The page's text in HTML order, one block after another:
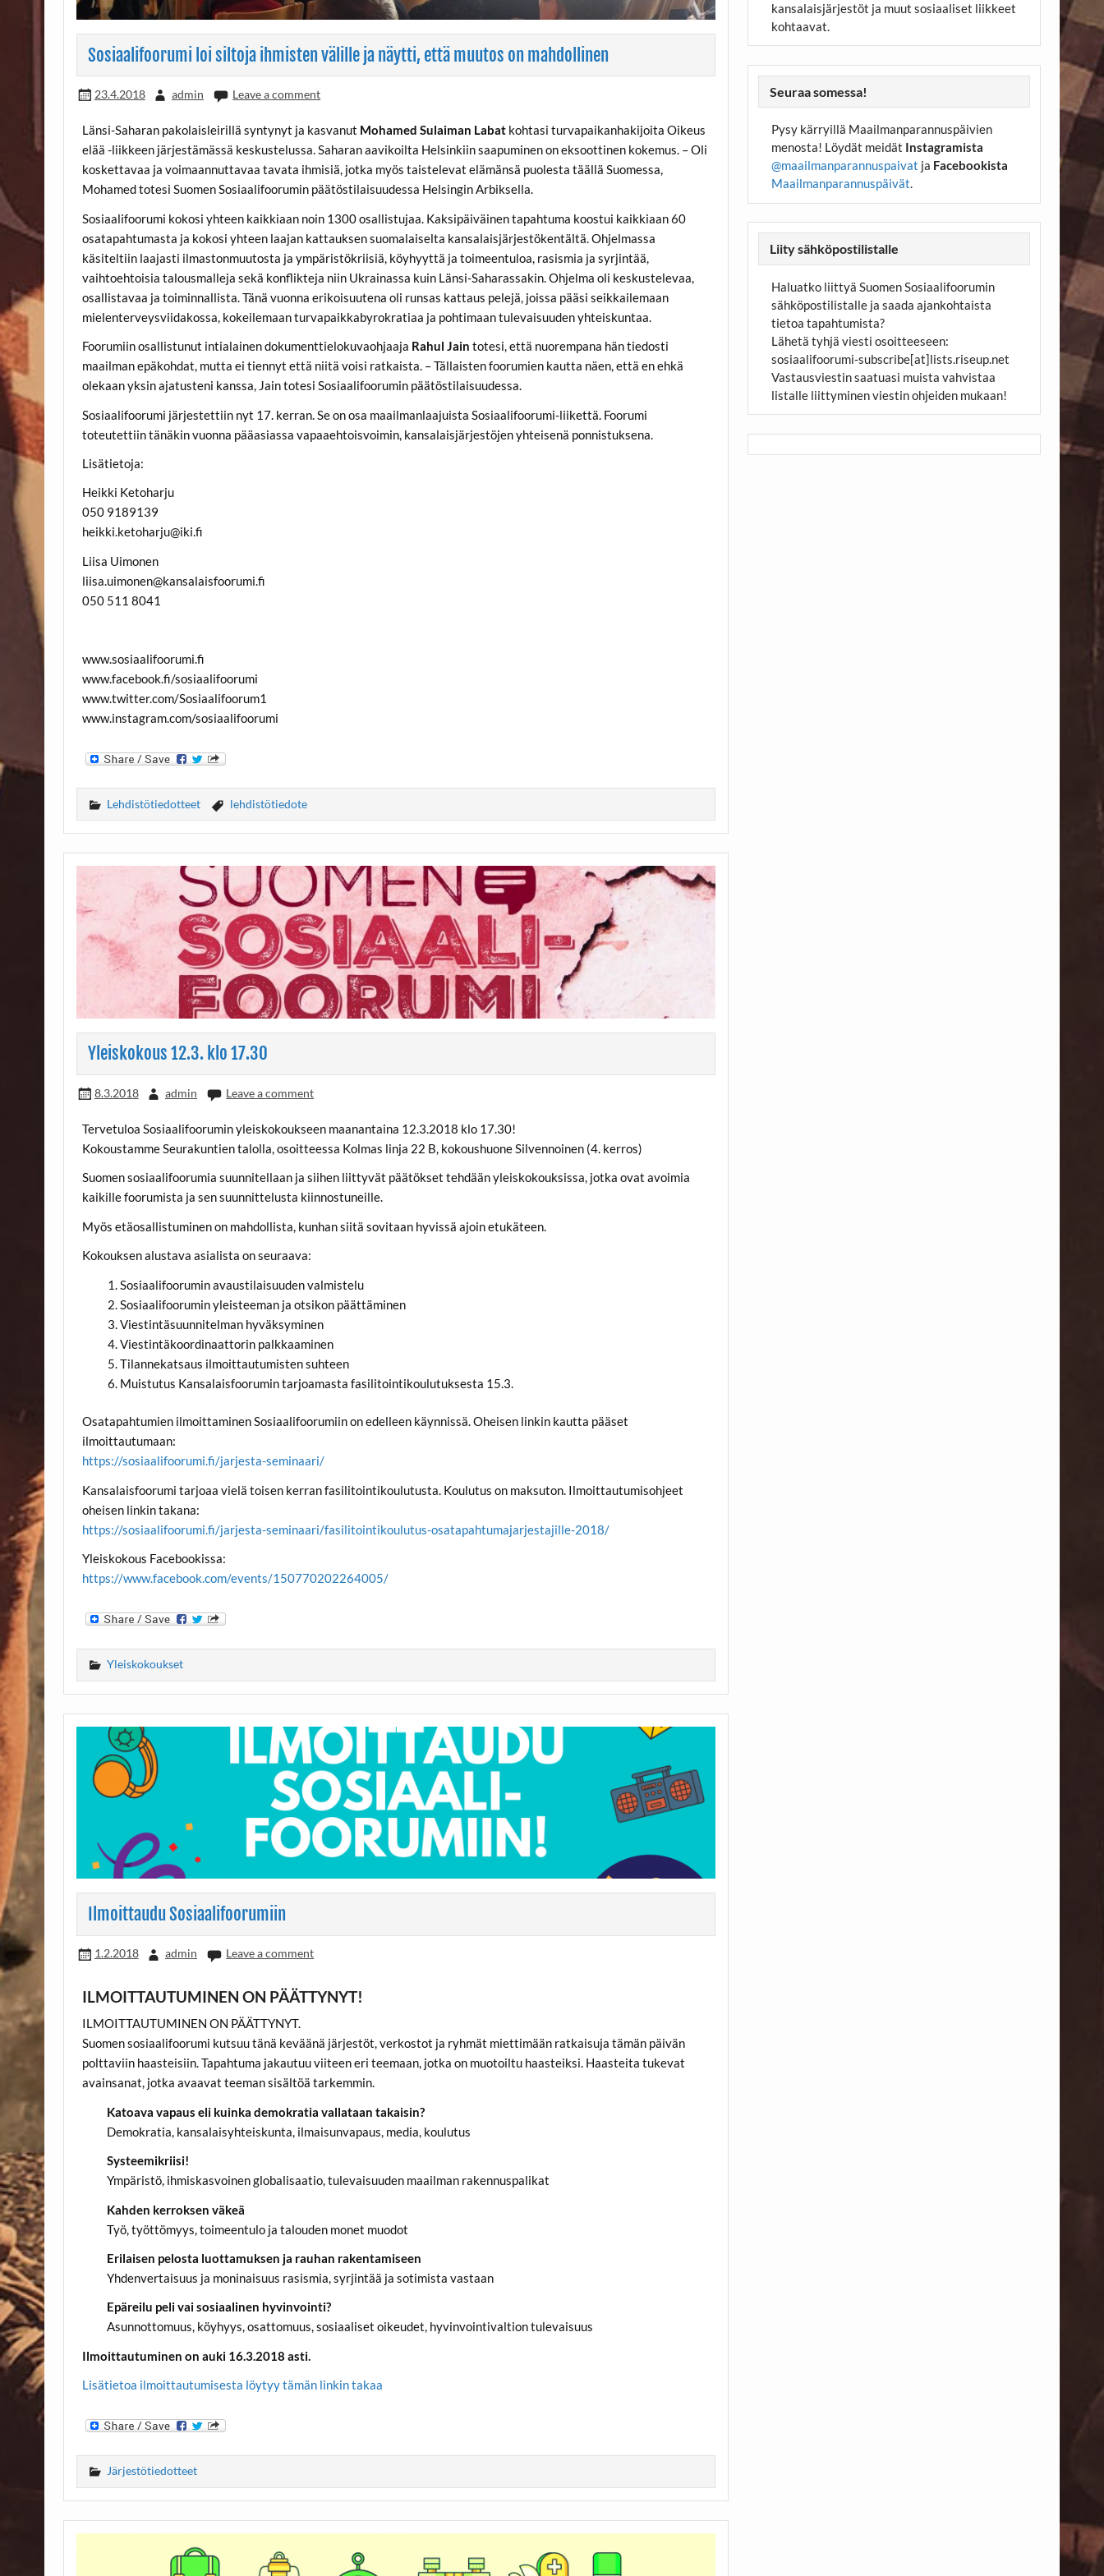
Sosiaalifoorumi loi siltoja ihmisten välille ja näytti, että muutos on mahdollinen
23.4.2018 admin Leave a comment
Länsi-Saharan pakolaisleirillä syntynyt ja kasvanut Mohamed Sulaiman Labat kohtasi turvapaikanhakijoita Oikeus
elää -liikkeen järjestämässä keskustelussa. Saharan aavikoilta Helsinkiin saapuminen on eksoottinen kokemus. – Oli
koskettavaa ja voimaannuttavaa tavata ihmisiä, jotka myös taistelevat elämänsä puolesta täällä Suomessa,
Mohamed totesi Suomen Sosiaalifoorumin päätöstilaisuudessa Helsingin Arbiksella.
Sosiaalifoorumi kokosi yhteen kaikkiaan noin 1300 osallistujaa. Kaksipäiväinen tapahtuma koostui kaikkiaan 60
osatapahtumasta ja kokosi yhteen laajan kattauksen suomalaiselta kansalaisjärjestökentältä. Ohjelmassa
käsiteltiin laajasti ilmastonmuutosta ja ympäristökriisiä, köyhyyttä ja toimeentuloa, rasismia ja syrjintää,
vaihtoehtoisia talousmalleja sekä konflikteja niin Ukrainassa kuin Länsi-Saharassakin. Ohjelma oli keskustelevaa,
osallistavaa ja toiminnallista. Tänä vuonna erikoisuutena oli runsas kattaus pelejä, joissa pääsi seikkailemaan
mielenterveysviidakossa, kokeilemaan turvapaikkabyrokratiaa ja pohtimaan tulevaisuuden yhteiskuntaa.
Foorumiin osallistunut intialainen dokumenttielokuvaohjaaja Rahul Jain totesi, että nuorempana hän tiedosti
maailman epäkohdat, mutta ei tiennyt että niitä voisi ratkaista. – Tällaisten foorumien kautta näen, että en ehkä
olekaan yksin ajatusteni kanssa, Jain totesi Sosiaalifoorumin päätöstilaisuudessa.
Sosiaalifoorumi järjestettiin nyt 17. kerran. Se on osa maailmanlaajuista Sosiaalifoorumi-liikettä. Foorumi
toteutettiin tänäkin vuonna pääasiassa vapaaehtoisvoimin, kansalaisjärjestöjen yhteisenä ponnistuksena.
Lisätietoja:
Heikki Ketoharju
050 9189139
heikki.ketoharju@iki.fi
Liisa Uimonen
liisa.uimonen@kansalaisfoorumi.fi
050 511 8041
www.sosiaalifoorumi.fi
www.facebook.fi/sosiaalifoorumi
www.twitter.com/Sosiaalifoorum1
www.instagram.com/sosiaalifoorumi
Lehdistötiedotteet lehdistötiedote
Yleiskokous 12.3. klo 17.30
8.3.2018 admin Leave a comment
Tervetuloa Sosiaalifoorumin yleiskokoukseen maanantaina 12.3.2018 klo 17.30!
Kokoustamme Seurakuntien talolla, osoitteessa Kolmas linja 22 B, kokoushuone Silvennoinen (4. kerros)
Suomen sosiaalifoorumia suunnitellaan ja siihen liittyvät päätökset tehdään yleiskokouksissa, jotka ovat avoimia
kaikille foorumista ja sen suunnittelusta kiinnostuneille.
Myös etäosallistuminen on mahdollista, kunhan siitä sovitaan hyvissä ajoin etukäteen.
Kokouksen alustava asialista on seuraava:
Sosiaalifoorumin avaustilaisuuden valmistelu
Sosiaalifoorumin yleisteeman ja otsikon päättäminen
Viestintäsuunnitelman hyväksyminen
Viestintäkoordinaattorin palkkaaminen
Tilannekatsaus ilmoittautumisten suhteen
Muistutus Kansalaisfoorumin tarjoamasta fasilitointikoulutuksesta 15.3.
Osatapahtumien ilmoittaminen Sosiaalifoorumiin on edelleen käynnissä. Oheisen linkin kautta pääset
ilmoittautumaan:
https://sosiaalifoorumi.fi/jarjesta-seminaari/
Kansalaisfoorumi tarjoaa vielä toisen kerran fasilitointikoulutusta. Koulutus on maksuton. Ilmoittautumisohjeet
oheisen linkin takana:
https://sosiaalifoorumi.fi/jarjesta-seminaari/fasilitointikoulutus-osatapahtumajarjestajille-2018/
Yleiskokous Facebookissa:
https://www.facebook.com/events/150770202264005/
Yleiskokoukset
Ilmoittaudu Sosiaalifoorumiin
1.2.2018 admin Leave a comment
ILMOITTAUTUMINEN ON PÄÄTTYNYT!
ILMOITTAUTUMINEN ON PÄÄTTYNYT.
Suomen sosiaalifoorumi kutsuu tänä keväänä järjestöt, verkostot ja ryhmät miettimään ratkaisuja tämän päivän
polttaviin haasteisiin. Tapahtuma jakautuu viiteen eri teemaan, jotka on muotoiltu haasteiksi. Haasteita tukevat
avainsanat, jotka avaavat teeman sisältöä tarkemmin.
Katoava vapaus eli kuinka demokratia vallataan takaisin?
Demokratia, kansalaisyhteiskunta, ilmaisunvapaus, media, koulutus
Systeemikriisi!
Ympäristö, ihmiskasvoinen globalisaatio, tulevaisuuden maailman rakennuspalikat
Kahden kerroksen väkeä
Työ, työttömyys, toimeentulo ja talouden monet muodot
Erilaisen pelosta luottamuksen ja rauhan rakentamiseen
Yhdenvertaisuus ja moninaisuus rasismia, syrjintää ja sotimista vastaan
Epäreilu peli vai sosiaalinen hyvinvointi?
Asunnottomuus, köyhyys, osattomuus, sosiaaliset oikeudet, hyvinvointivaltion tulevaisuus
Ilmoittautuminen on auki 16.3.2018 asti.
Lisätietoa ilmoittautumisesta löytyy tämän linkin takaa
Järjestötiedotteet
kansalaisjärjestöt ja muut sosiaaliset liikkeet
kohtaavat.
Seuraa somessa!
Pysy kärryillä Maailmanparannuspäivien
menosta! Löydät meidät Instagramista
@maailmanparannuspaivat ja Facebookista
Maailmanparannuspäivät.
Liity sähköpostilistalle
Haluatko liittyä Suomen Sosiaalifoorumin
sähköpostilistalle ja saada ajankohtaista
tietoa tapahtumista?
Lähetä tyhjä viesti osoitteeseen:
sosiaalifoorumi-subscribe[at]lists.riseup.net
Vastausviestin saatuasi muista vahvistaa
listalle liittyminen viestin ohjeiden mukaan!